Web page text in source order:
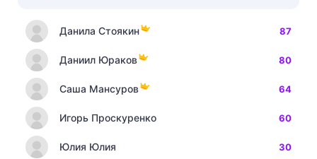
Данила Стоякин 87
Даниил Юраков 80
Саша Мансуров 64
Игорь Проскуренко 60
Юлия Юлия 30